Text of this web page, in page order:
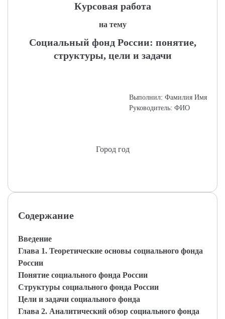
Курсовая работа
на тему
Социальный фонд России: понятие,
структуры, цели и задачи
Выполнил: Фамилия Имя
Руководитель: ФИО
Город год
Содержание
Введение
Глава 1. Теоретические основы социального фонда
России
Понятие социального фонда России
Структуры социального фонда России
Цели и задачи социального фонда
Глава 2. Аналитический обзор социального фонда